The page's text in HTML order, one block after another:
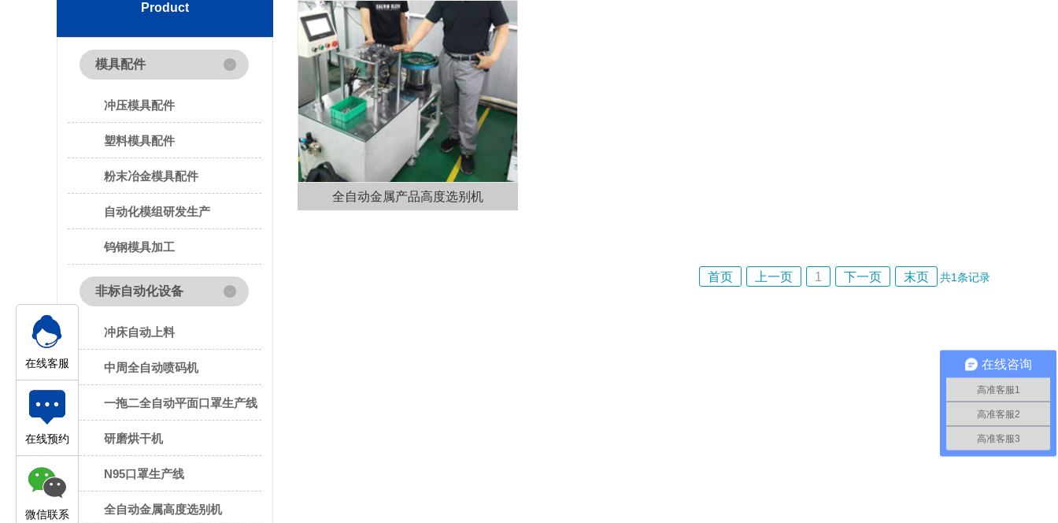
Product
模具配件
冲压模具配件
塑料模具配件
粉末冶金模具配件
自动化模组研发生产
钨钢模具加工
非标自动化设备
冲床自动上料
中周全自动喷码机
一拖二全自动平面口罩生产线
研磨烘干机
N95口罩生产线
全自动金属高度选别机
全自动金属产品高度选别机
首页 上一页 1 下一页 末页 共1条记录
在线客服
在线预约
微信联系
在线咨询
高准客服1
高准客服2
高准客服3